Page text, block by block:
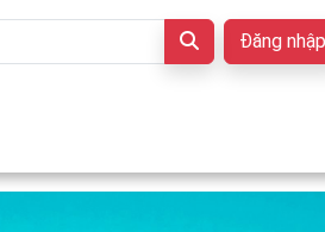
Đăng nhập